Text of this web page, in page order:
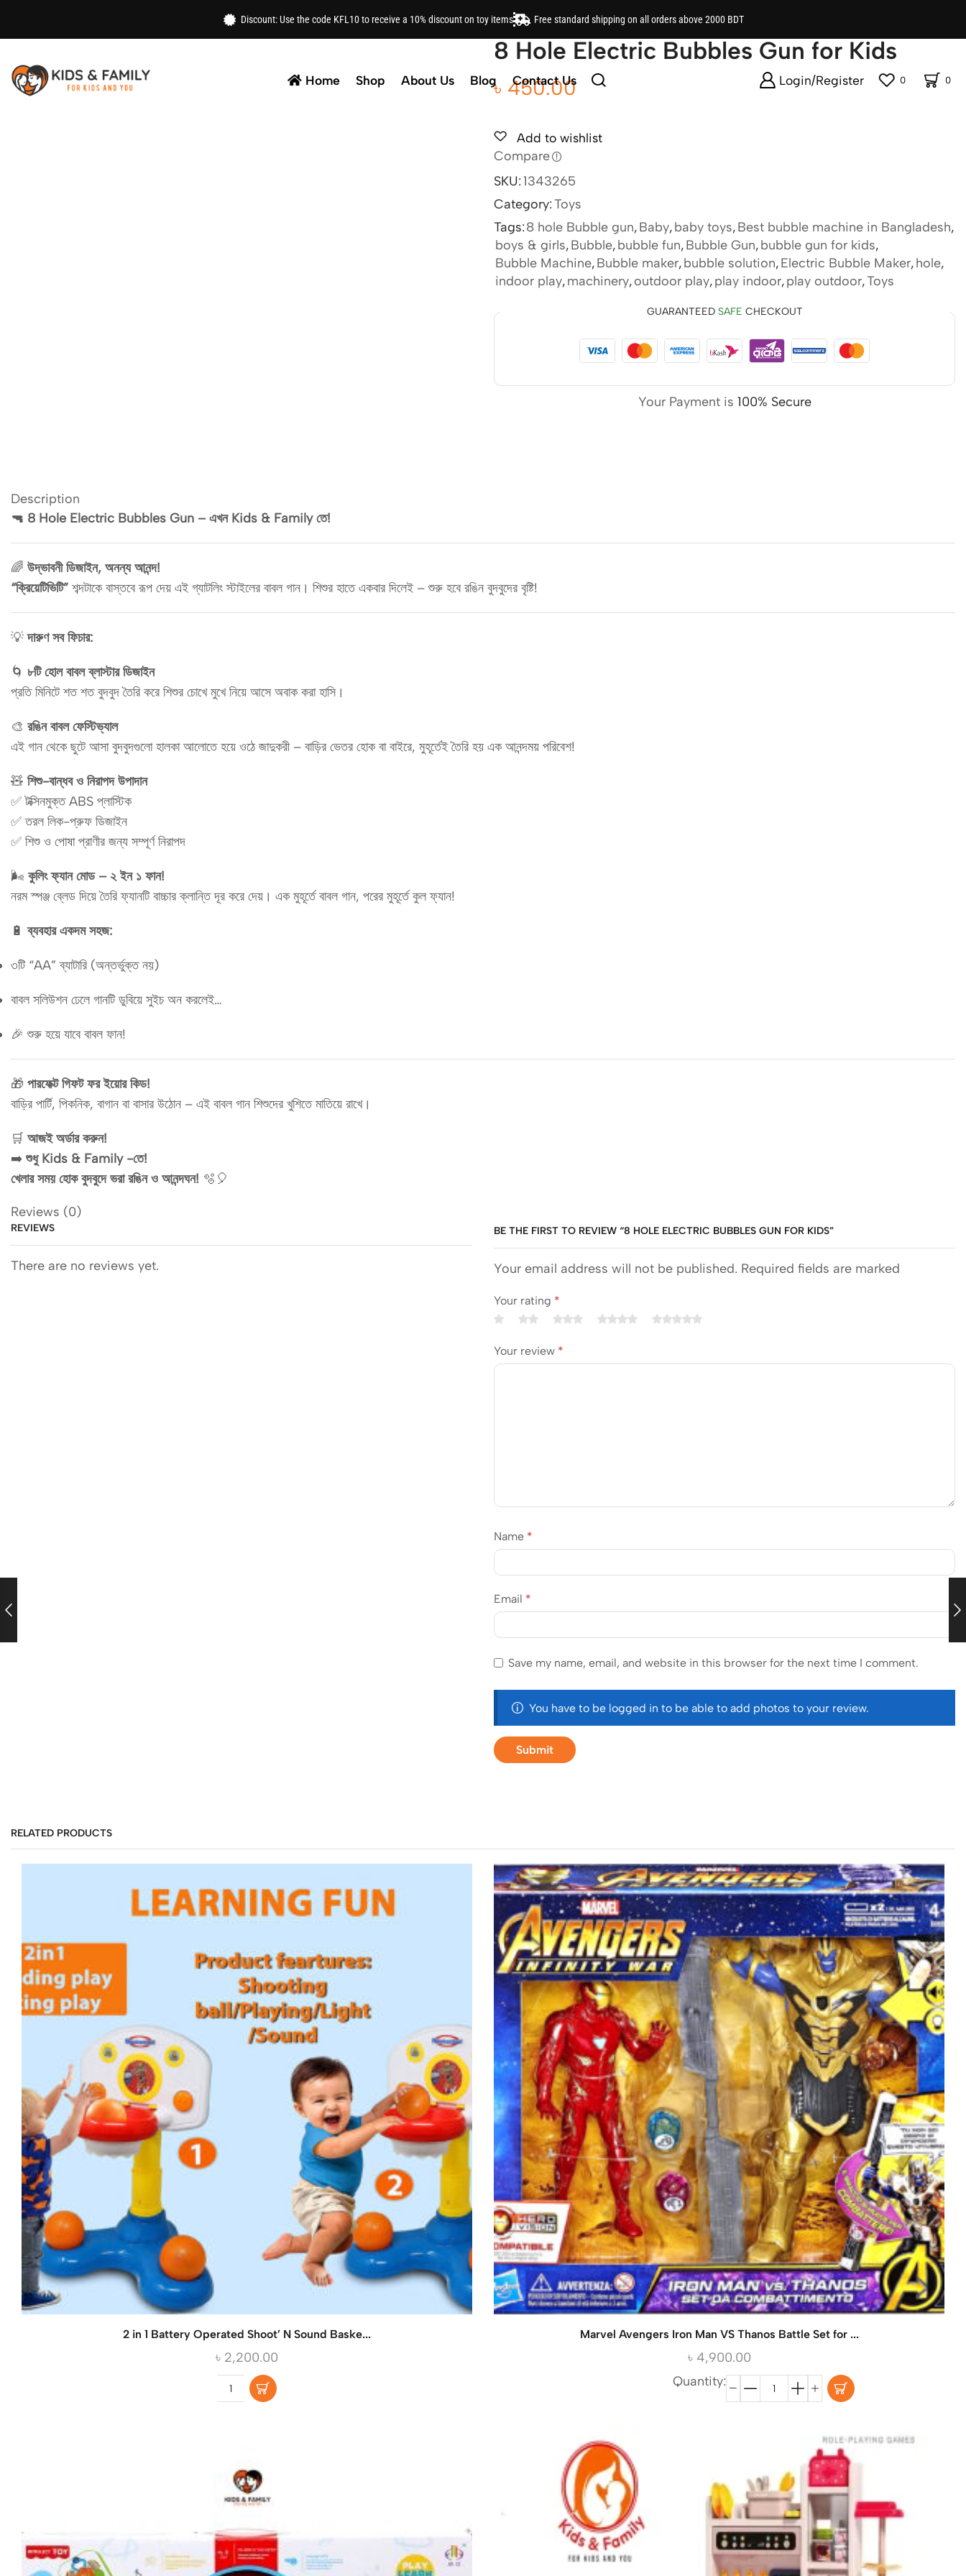
Discount: Use the code KFL10 to receive a 10% discount on toy items Free standard shipping on all orders above 2000 BDT
Home Shop About Us Blog Contact Us Login/Register 0 0
8 Hole Electric Bubbles Gun for Kids
৳ 450.00
Add to wishlist
Compare
SKU: 1343265
Category: Toys
Tags:8 hole Bubble gun,Baby,baby toys,Best bubble machine in Bangladesh,
boys & girls,Bubble,bubble fun,Bubble Gun,bubble gun for kids,
Bubble Machine,Bubble maker,bubble solution,Electric Bubble Maker,hole,
indoor play,machinery,outdoor play,play indoor,play outdoor,Toys
GUARANTEED SAFE CHECKOUT
Your Payment is 100% Secure
Description
🔫 8 Hole Electric Bubbles Gun – এখন Kids & Family তে!
🌈 উদ্ভাবনী ডিজাইন, অনন্য আনন্দ!
“ক্রিয়েটিভিটি” শব্দটাকে বাস্তবে রূপ দেয় এই গ্যাটলিং স্টাইলের বাবল গান। শিশুর হাতে একবার দিলেই – শুরু হবে রঙিন বুদবুদের বৃষ্টি!
💡দারুণ সব ফিচার:
🌀 ৮টি হোল বাবল ব্লাস্টার ডিজাইন
প্রতি মিনিটে শত শত বুদবুদ তৈরি করে শিশুর চোখে মুখে নিয়ে আসে অবাক করা হাসি।
🎨 রঙিন বাবল ফেস্টিভ্যাল
এই গান থেকে ছুটে আসা বুদবুদগুলো হালকা আলোতে হয়ে ওঠে জাদুকরী – বাড়ির ভেতর হোক বা বাইরে, মুহূর্তেই তৈরি হয় এক আনন্দময় পরিবেশ!
🧸 শিশু-বান্ধব ও নিরাপদ উপাদান
✅ টক্সিনমুক্ত ABS প্লাস্টিক
✅ তরল লিক-প্রুফ ডিজাইন
✅ শিশু ও পোষা প্রাণীর জন্য সম্পূর্ণ নিরাপদ
🌬️ কুলিং ফ্যান মোড – ২ ইন ১ ফান!
নরম স্পঞ্জ ব্লেড দিয়ে তৈরি ফ্যানটি বাচ্চার ক্লান্তি দূর করে দেয়। এক মুহূর্তে বাবল গান, পরের মুহূর্তে কুল ফ্যান!
🔋ব্যবহার একদম সহজ:
৩টি “AA” ব্যাটারি (অন্তর্ভুক্ত নয়)
বাবল সলিউশন ঢেলে গানটি ডুবিয়ে সুইচ অন করলেই…
🎉 শুরু হয়ে যাবে বাবল ফান!
🎁 পারফেক্ট গিফট ফর ইয়োর কিড!
বাড়ির পার্টি, পিকনিক, বাগান বা বাসার উঠোন – এই বাবল গান শিশুদের খুশিতে মাতিয়ে রাখে।
🛒 আজই অর্ডার করুন!
➡️শুধু Kids & Family -তে!
খেলার সময় হোক বুদবুদে ভরা রঙিন ও আনন্দঘন! 🫧🎈
Reviews (0)
REVIEWS
There are no reviews yet.
BE THE FIRST TO REVIEW “8 HOLE ELECTRIC BUBBLES GUN FOR KIDS”
Your email address will not be published. Required fields are marked
Your rating *
Your review *
Name *
Email *
Save my name, email, and website in this browser for the next time I comment.
You have to be logged in to be able to add photos to your review.
RELATED PRODUCTS
2 in 1 Battery Operated Shoot’ N Sound Baske...
৳ 2,200.00
Marvel Avengers Iron Man VS Thanos Battle Set for ...
৳ 4,900.00
Quantity: